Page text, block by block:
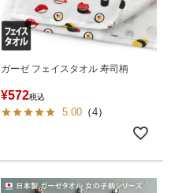
ガーゼ フェイスタオル 寿司柄
¥572税込
5.00 （4）